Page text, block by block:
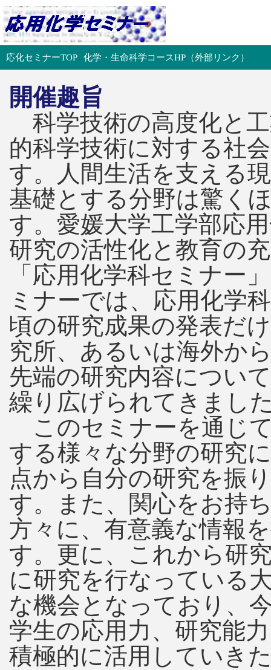
応化セミナーTOP 化学・生命科学コースHP（外部リンク）
開催趣旨
科学技術の高度化と
的科学技術に対する社
す。人間生活を支える
基礎とする分野は驚く
す。愛媛大学工学部応
研究の活性化と教育の
「応用化学科セミナー
ミナーでは、応用化学
頃の研究成果の発表だ
究所、あるいは海外か
先端の研究内容につい
繰り広げられてきまし
このセミナーを通じ
する様々な分野の研究
点から自分の研究を振
す。また、関心をお持
方々に、有意義な情報
す。更に、これから研
に研究を行なっている
な機会となっており、
学生の応用力、研究能
積極的に活用していき